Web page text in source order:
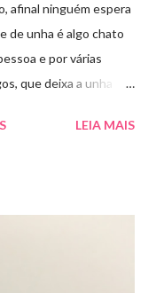
afinal ninguém espera
de unha é algo chato
e por várias
que deixa a unha
dessas micoses é por
ou remédios
dermatologista. O
a um ano. Para
LEIA MAIS